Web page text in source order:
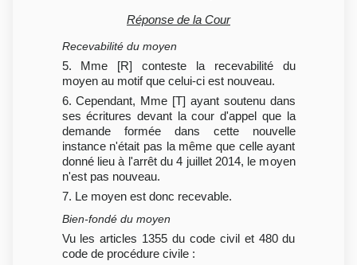
Réponse de la Cour
Recevabilité du moyen
5. Mme [R] conteste la recevabilité du
moyen au motif que celui-ci est nouveau.
6. Cependant, Mme [T] ayant soutenu dans
ses écritures devant la cour d'appel que la
demande formée dans cette nouvelle
instance n'était pas la même que celle ayant
donné lieu à l'arrêt du 4 juillet 2014, le moyen
n'est pas nouveau.
7. Le moyen est donc recevable.
Bien-fondé du moyen
Vu les articles 1355 du code civil et 480 du
code de procédure civile :